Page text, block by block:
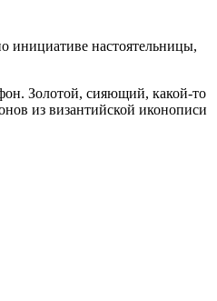
инициативе настоятельницы,
Золотой, сияющий, какой-то
из византийской иконописи